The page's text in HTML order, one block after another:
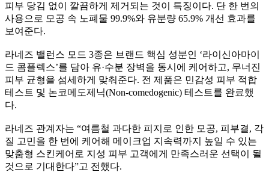
피부 당김 없이 깔끔하게 제거되는 것이 특징이다. 단 한 번의
사용으로 모공 속 노폐물 99.9%와 유분량 65.9% 개선 효과를
보여준다.
라네즈 밸런스 모드 3종은 브랜드 핵심 성분인 ‘라이신아마이
드 콤플렉스’를 담아 유·수분 장벽을 동시에 케어하고, 무너진
피부 균형을 섬세하게 맞춰준다. 전 제품은 민감성 피부 적합
테스트 및 논코메도제닉(Non-comedogenic) 테스트를 완료했
다.
라네즈 관계자는 “여름철 과다한 피지로 인한 모공, 피부결, 각
질 고민을 한 번에 케어해 메이크업 지속력까지 높일 수 있는
맞춤형 스킨케어로 지성 피부 고객에게 만족스러운 선택이 될
것으로 기대한다”고 전했다.